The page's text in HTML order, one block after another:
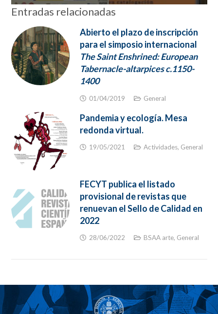
Entradas relacionadas
Abierto el plazo de inscripción
para el simposio internacional
The Saint Enshrined: European
Tabernacle-altarpices c.1150-
1400
01/04/2019 General
Pandemia y ecología. Mesa
redonda virtual.
19/05/2021 Actividades, General
FECYT publica el listado
provisional de revistas que
renuevan el Sello de Calidad en
2022
28/06/2022 BSAA arte, General